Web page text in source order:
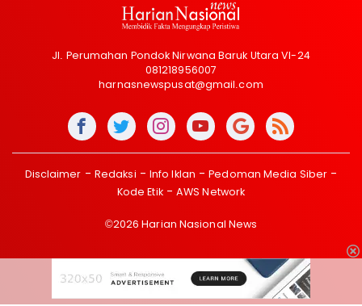
Jl. Perumahan Pondok Nirwana Baruk Utara VI-24
081218956007
harnasnewspusat@gmail.com
Disclaimer Redaksi Info Iklan
Pedoman Media Siber
Kode Etik
AWS Network
©2026 Harian Nasional News